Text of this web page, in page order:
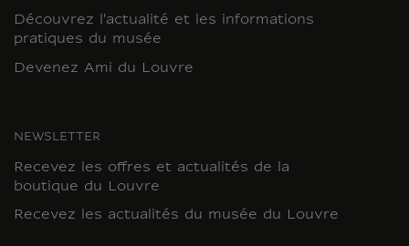
Découvrez l'actualité et les informations
pratiques du musée
Devenez Ami du Louvre
NEWSLETTER
Recevez les offres et actualités de la
boutique du Louvre
Recevez les actualités du musée du Louvre